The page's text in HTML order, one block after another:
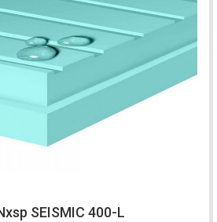
SEISMIC 400-L